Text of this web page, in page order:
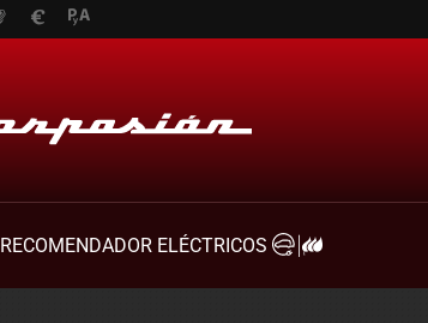
RECOMENDADOR ELÉCTRICOS